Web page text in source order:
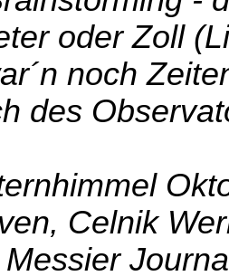
oder Zoll
noch
des
Celnik